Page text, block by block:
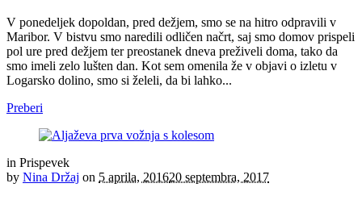
V ponedeljek dopoldan, pred dežjem, smo se na hitro odpravili v
Maribor. V bistvu smo naredili odličen načrt, saj smo domov prispeli
pol ure pred dežjem ter preostanek dneva preživeli doma, tako da
smo imeli zelo lušten dan. Kot sem omenila že v objavi o izletu v
Logarsko dolino, smo si želeli, da bi lahko...
Preberi
in Prispevek
by Nina Držaj on 5 aprila, 201620 septembra, 2017